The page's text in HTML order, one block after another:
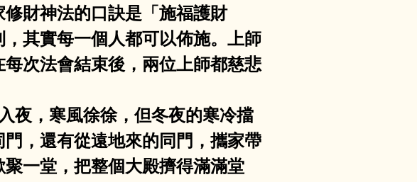
財神法的口訣是「施福護財
其實每一個人都可以佈施。上師
次法會結束後，兩位上師都慈悲
夜，寒風徐徐，但冬夜的寒冷擋
，還有從遠地來的同門，攜家帶
一堂，把整個大殿擠得滿滿堂